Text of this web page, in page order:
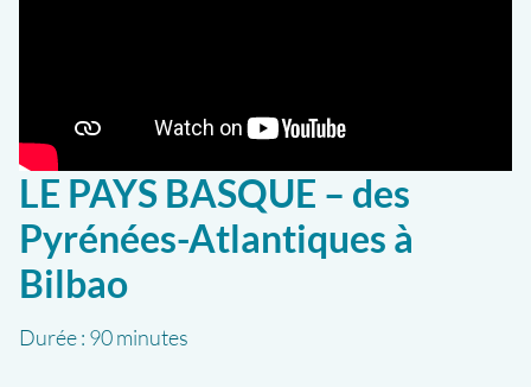
LE PAYS BASQUE – des
Pyrénées-Atlantiques à
Bilbao
Durée : 90 minutes